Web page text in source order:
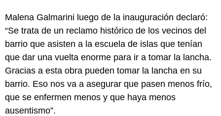
Malena Galmarini luego de la inauguración declaró:
“Se trata de un reclamo histórico de los vecinos del
barrio que asisten a la escuela de islas que tenían
que dar una vuelta enorme para ir a tomar la lancha.
Gracias a esta obra pueden tomar la lancha en su
barrio. Eso nos va a asegurar que pasen menos frío,
que se enfermen menos y que haya menos
ausentismo”.